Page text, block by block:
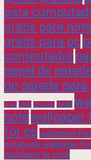
para
grátis para
grátis para pc
computador
papel de
de parede para
praia rock sucesso verde
notewallpaper
for pc wallpaper
notebook wallpaper
wallpaper to note